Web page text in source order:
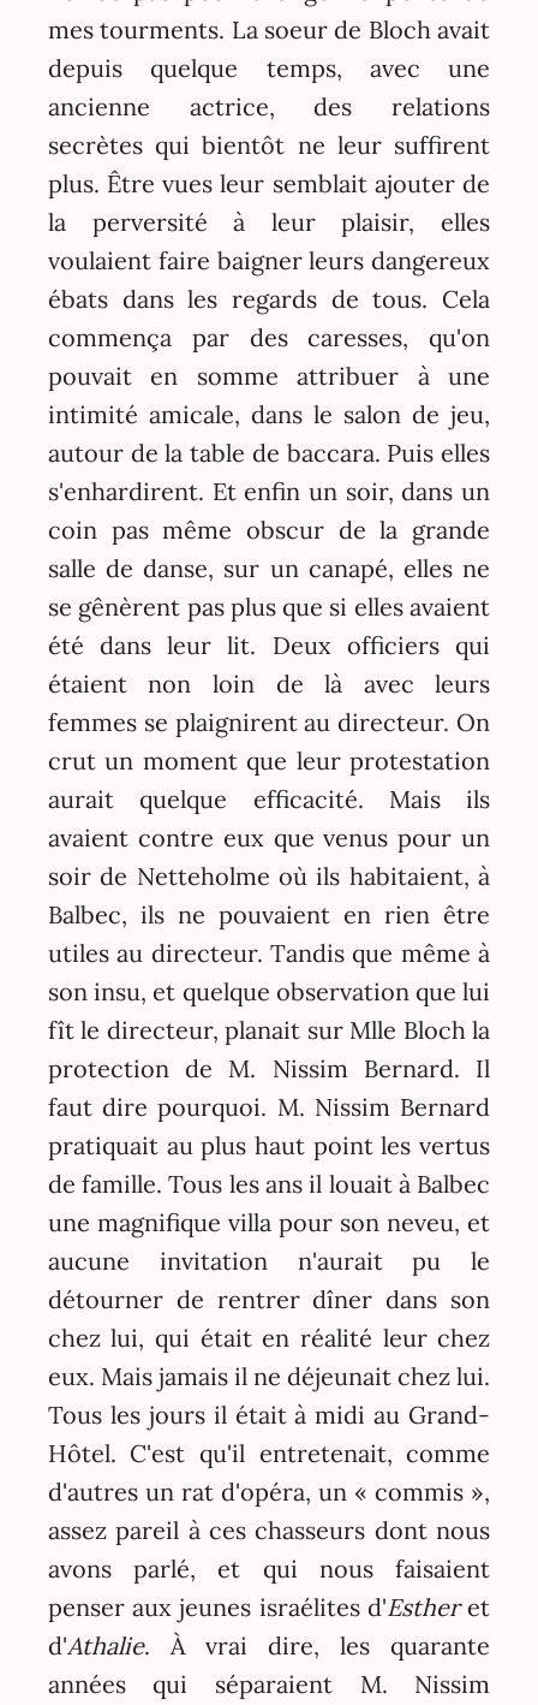
mes tourments. La soeur de Bloch avait
depuis quelque temps, avec une
ancienne actrice, des relations
secrètes qui bientôt ne leur suffirent
plus. Être vues leur semblait ajouter de
la perversité à leur plaisir, elles
voulaient faire baigner leurs dangereux
ébats dans les regards de tous. Cela
commença par des caresses, qu'on
pouvait en somme attribuer à une
intimité amicale, dans le salon de jeu,
autour de la table de baccara. Puis elles
s'enhardirent. Et enfin un soir, dans un
coin pas même obscur de la grande
salle de danse, sur un canapé, elles ne
se gênèrent pas plus que si elles avaient
été dans leur lit. Deux officiers qui
étaient non loin de là avec leurs
femmes se plaignirent au directeur. On
crut un moment que leur protestation
aurait quelque efficacité. Mais ils
avaient contre eux que venus pour un
soir de Netteholme où ils habitaient, à
Balbec, ils ne pouvaient en rien être
utiles au directeur. Tandis que même à
son insu, et quelque observation que lui
fît le directeur, planait sur Mlle Bloch la
protection de M. Nissim Bernard. Il
faut dire pourquoi. M. Nissim Bernard
pratiquait au plus haut point les vertus
de famille. Tous les ans il louait à Balbec
une magnifique villa pour son neveu, et
aucune invitation n'aurait pu le
détourner de rentrer dîner dans son
chez lui, qui était en réalité leur chez
eux. Mais jamais il ne déjeunait chez lui.
Tous les jours il était à midi au Grand-
Hôtel. C'est qu'il entretenait, comme
d'autres un rat d'opéra, un « commis »,
assez pareil à ces chasseurs dont nous
avons parlé, et qui nous faisaient
penser aux jeunes israélites d'Estheret
d'Athalie. À vrai dire, les quarante
années qui séparaient M. Nissim